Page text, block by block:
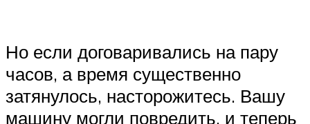
Но если договаривались на пару
часов, а время существенно
затянулось, насторожитесь. Вашу
машину могли повредить, и теперь